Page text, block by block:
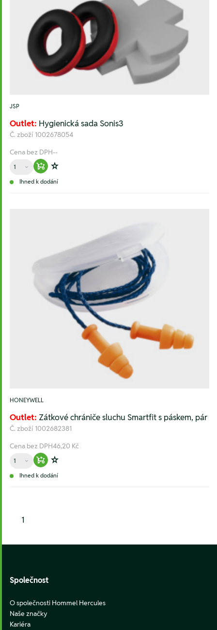
JSP
Outlet: Hygienická sada Sonis3
Č. zboží 1002678054
Cena bez DPH--
Množství
Warenkorb hinzufügen
Zur Wunschliste hinzufügen
Ihned k dodání
HONEYWELL
Outlet: Zátkové chrániče sluchu Smartfit s páskem, pár
Č. zboží 1002682381
Cena bez DPH46,20 Kč
Množství
Warenkorb hinzufügen
Zur Wunschliste hinzufügen
Ihned k dodání
1
Společnost
O společnosti Hommel Hercules
Naše značky
Kariéra